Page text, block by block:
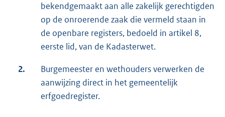
bekendgemaakt aan alle zakelijk gerechtigden
op de onroerende zaak die vermeld staan in
de openbare registers, bedoeld in artikel 8,
eerste lid, van de Kadasterwet.
2.
Burgemeester en wethouders verwerken de
aanwijzing direct in het gemeentelijk
erfgoedregister.